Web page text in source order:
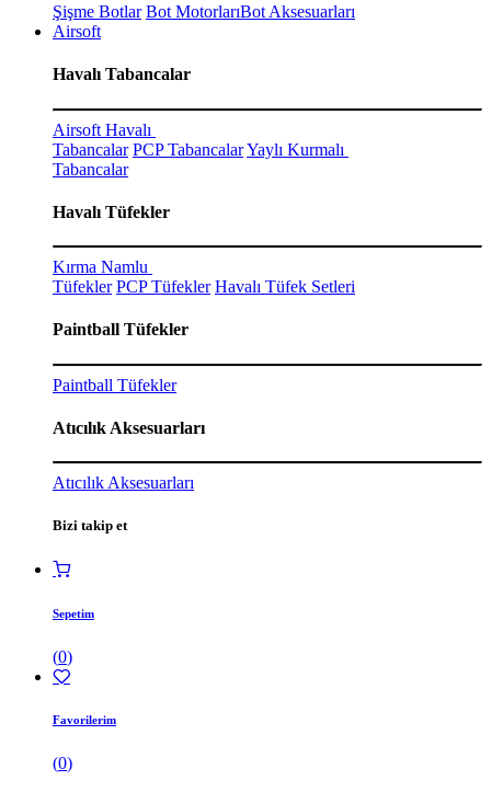
Şişme Botlar Bot MotorlarıBot Aksesuarları
Airsoft
Havalı Tabancalar
Airsoft Havalı
Tabancalar PCP TabancalarYaylı Kurmalı
Tabancalar
Havalı Tüfekler
Kırma Namlu
Tüfekler PCP Tüfekler Havalı Tüfek Setleri
Paintball Tüfekler
Paintball Tüfekler
Atıcılık Aksesuarları
Atıcılık Aksesuarları
Bizi takip et
Sepetim
(0)
Favorilerim
(0)